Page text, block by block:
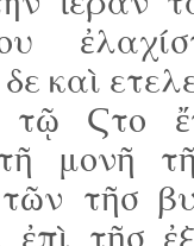
καὶ
τῷ Ϛτο
τῆ μονῆ
τῶν τῆσ
τῆσ